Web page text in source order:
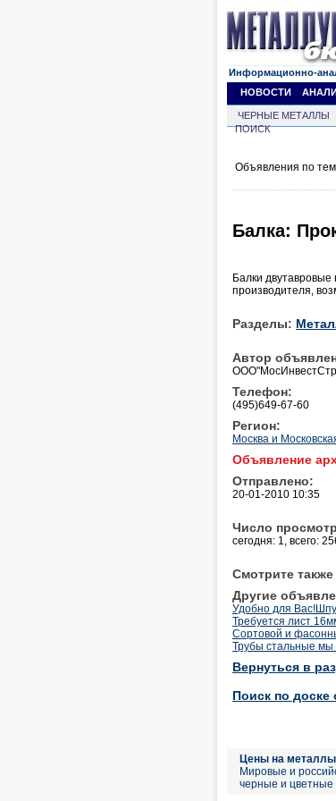
Информационно-
НОВОСТИ
ЧЕРНЫЕ МЕТАЛЛЫ
ПОИСК
Объявления по
Балка:
Балки двутавровые
производителя,
Разделы:
Автор
Телефон:
(495)649-67-60
Регион:
Москва и
Объявление
Отправлено:
20-01-2010 10:35
Число
сегодня: 1, всего:
Смотрите
Другие
Удобно для
Требуется лист
Сортовой и
Трубы стальные мы
Вернуться в
Поиск по доске
Цены на металлы
Мировые и
черные и